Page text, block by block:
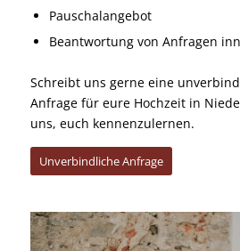
Pauschalangebot
Beantwortung von Anfragen
Schreibt uns gerne eine
Anfrage für eure Hochzeit in
uns, euch kennenzulernen.
Unverbindliche Anfrage